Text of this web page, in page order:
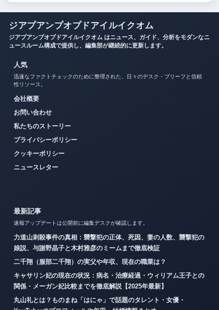
ジアプアンプオプドアイルイクオム
ジアプアンプオプドアイルイクオム はニュース、ガイド、分析をモダンなニ
ュースルーム構成で提供し、編集部が継続的に更新します。
人気
迅速なファクトチェックのために整理された、日々のデスク・ブリーフと信頼
性リソース。
会社概要
お問い合わせ
私たちのストーリー
プライバシーポリシー
クッキーポリシー
ニュースレター
最新記事
速報アップデートは公開前に編集デスクが確認します。
力道山刺殺事件の真相：襲撃犯の正体、死因、妻の人数、襲撃犯の
娘説、与謝野晶子と木村雅彦のミームまで徹底検証
二千翔（服部二千翔）の実父や年収、現在の職業は？
キャサリン妃の現在の状況：病名・治療経過・ウィリアム王子との
関係・メーガン妃比較までを徹底解説【2025年最新】
丸山礼とは？ものまね「はにゃ」で話題のタレント・女優・